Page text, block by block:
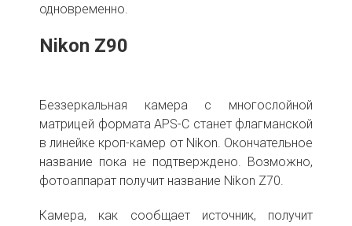
одновременно.
Nikon Z90
Беззеркальная камера с многослойной
матрицей формата APS-C станет флагманской
в линейке кроп-камер от Nikon. Окончательное
название пока не подтверждено. Возможно,
фотоаппарат получит название Nikon Z70.
Камера, как сообщает источник, получит